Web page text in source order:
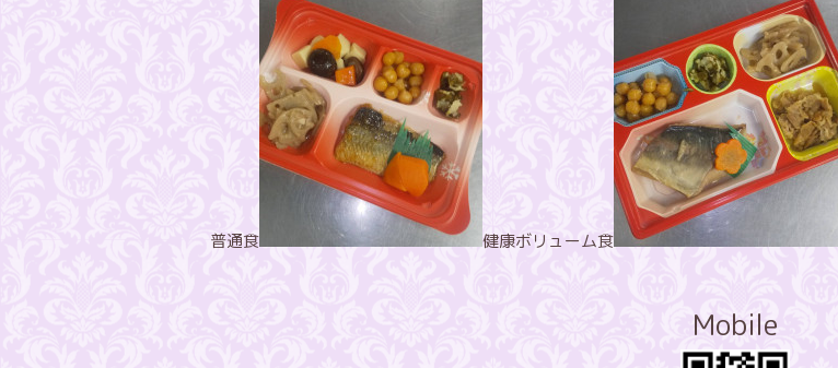
普通食 健康ボリューム食
Mobile